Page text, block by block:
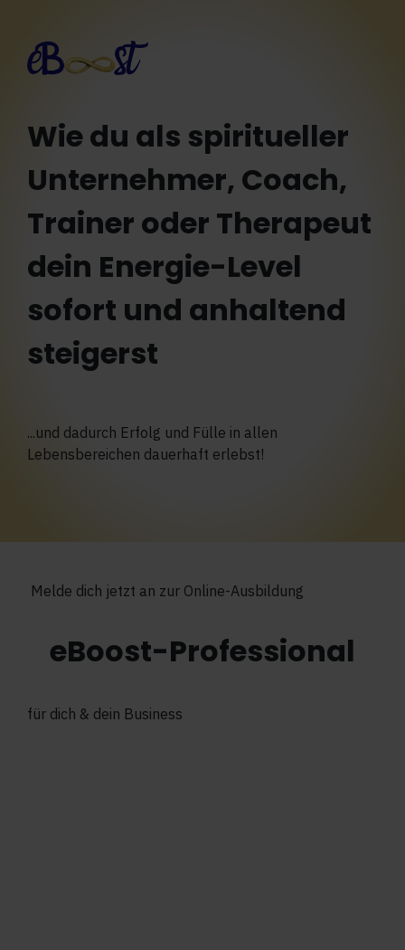
Wie du als spiritueller
Unternehmer, Coach,
Trainer oder Therapeut
dein Energie-Level
sofort und anhaltend
steigerst
...und dadurch Erfolg und Fülle in allen
Lebensbereichen dauerhaft erlebst!
Melde dich jetzt an zur Online-Ausbildung
eBoost-Professional
für dich & dein Business